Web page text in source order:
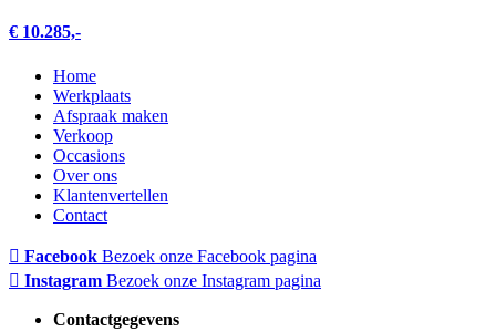
€ 10.285,-
Home
Werkplaats
Afspraak maken
Verkoop
Occasions
Over ons
Klantenvertellen
Contact
Facebook Bezoek onze Facebook pagina
Instagram Bezoek onze Instagram pagina
Contactgegevens